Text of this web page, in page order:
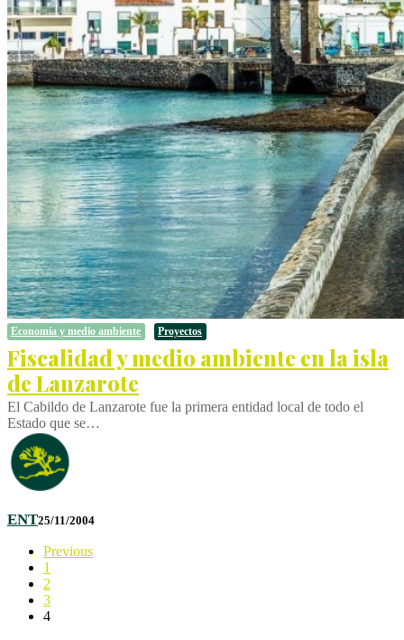
Economía y medio ambiente Proyectos
Fiscalidad y medio ambiente en la isla
de Lanzarote
El Cabildo de Lanzarote fue la primera entidad local de todo el
Estado que se…
ENT25/11/2004
Previous
1
2
3
4